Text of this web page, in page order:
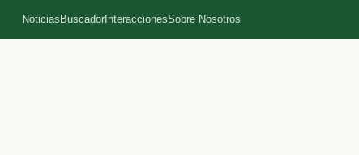
Noticias Buscador InteraccionesSobre Nosotros